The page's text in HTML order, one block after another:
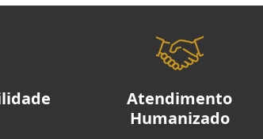
Atendimento
Humanizado